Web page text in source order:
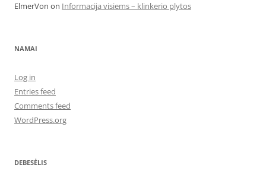
ElmerVon on Informacija visiems – klinkerio plytos
NAMAI
Log in
Entries feed
Comments feed
WordPress.org
DEBESĖLIS